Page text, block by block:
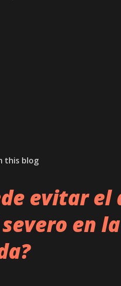
this blog
evitar
en